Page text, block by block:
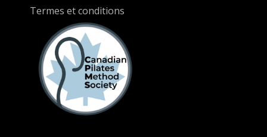
Termes et conditions